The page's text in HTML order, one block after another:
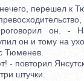
перешел к
он. -
он и тому на ухо.
Тюменев.
повторил
штучки.